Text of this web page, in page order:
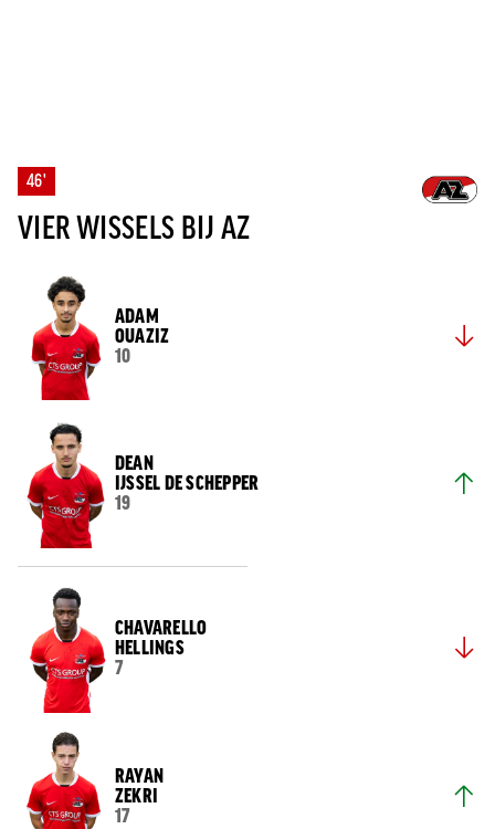
46'
VIER WISSELS BIJ AZ
ADAM
OUAZIZ
10
DEAN
IJSSEL DE SCHEPPER
19
CHAVARELLO
HELLINGS
7
RAYAN
ZEKRI
17